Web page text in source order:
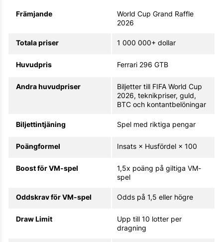
Främjande
World Cup Grand Raffle
2026
Totala priser 1 000 000+ dollar
Huvudpris Ferrari 296 GTB
Andra huvudpriser
Biljetter till FIFA World Cup
2026, teknikpriser, guld,
BTC och kontantbelöningar
Biljettintjäning Spel med riktiga pengar
Poängformel Insats × Husfördel × 100
Boost för VM-spel
1,5x poäng på giltiga VM-
spel
Oddskrav för VM-spel Odds på 1,5 eller högre
Draw Limit
Upp till 10 lotter per
dragning